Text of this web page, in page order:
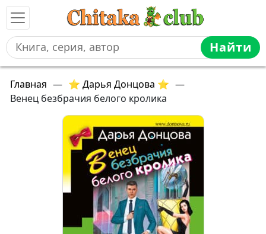
Найти
Главная — ⭐ Дарья Донцова ⭐ —
Венец безбрачия белого кролика